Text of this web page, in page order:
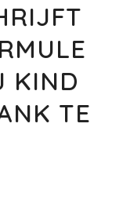
KIND
TE